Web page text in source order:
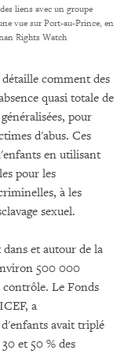
liens avec un groupe
vue sur Port-au-Prince, en
Rights Watch
comment des
quasi totale de
pour
d'abus. Ces
en utilisant
pour les
à les
sexuel.
et autour de la
500 000
contrôle. Le Fonds
a
avait triplé
et 50 % des